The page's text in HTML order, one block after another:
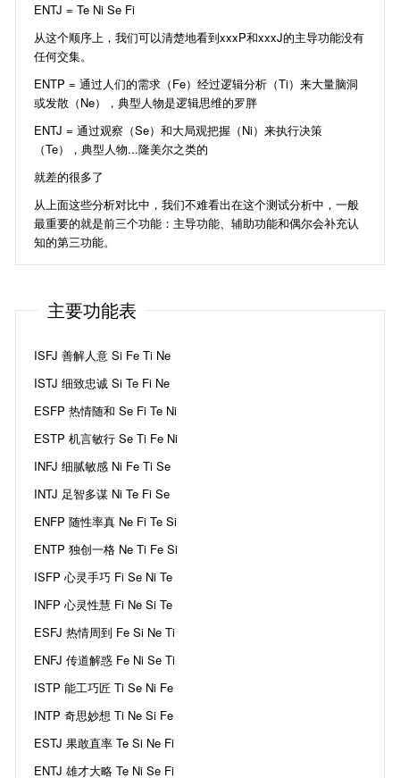
ENTJ = Te Ni Se Fi
从这个顺序上，我们可以清楚地看到xxxP和xxxJ的主导功能没有
任何交集。
ENTP = 通过人们的需求（Fe）经过逻辑分析（Ti）来大量脑洞
或发散（Ne），典型人物是逻辑思维的罗胖
ENTJ = 通过观察（Se）和大局观把握（Ni）来执行决策
（Te），典型人物...隆美尔之类的
就差的很多了
从上面这些分析对比中，我们不难看出在这个测试分析中，一般
最重要的就是前三个功能：主导功能、辅助功能和偶尔会补充认
知的第三功能。
主要功能表
ISFJ 善解人意 Si Fe Ti Ne
ISTJ 细致忠诚 Si Te Fi Ne
ESFP 热情随和 Se Fi Te Ni
ESTP 机言敏行 Se Ti Fe Ni
INFJ 细腻敏感 Ni Fe Ti Se
INTJ 足智多谋 Ni Te Fi Se
ENFP 随性率真 Ne Fi Te Si
ENTP 独创一格 Ne Ti Fe Si
ISFP 心灵手巧 Fi Se Ni Te
INFP 心灵性慧 Fi Ne Si Te
ESFJ 热情周到 Fe Si Ne Ti
ENFJ 传道解惑 Fe Ni Se Ti
ISTP 能工巧匠 Ti Se Ni Fe
INTP 奇思妙想 Ti Ne Si Fe
ESTJ 果敢直率 Te Si Ne Fi
ENTJ 雄才大略 Te Ni Se Fi